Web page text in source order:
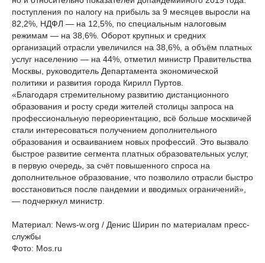
поступления по налогу на прибыль за 9 месяцев выросли на
82,2%, НДФЛ — на 12,5%, по специальным налоговым
режимам — на 38,6%. Оборот крупных и средних
организаций отрасли увеличился на 38,6%, а объём платных
услуг населению — на 44%, отметил министр Правительства
Москвы, руководитель Департамента экономической
политики и развития города Кирилл Пуртов.
«Благодаря стремительному развитию дистанционного
образования и росту среди жителей столицы запроса на
профессиональную переориентацию, всё больше москвичей
стали интересоваться получением дополнительного
образования и осваиванием новых профессий. Это вызвало
быстрое развитие сегмента платных образовательных услуг,
в первую очередь, за счёт повышенного спроса на
дополнительное образование, что позволило отрасли быстро
восстановиться после пандемии и вводимых ограничений»,
— подчеркнул министр.
Материал: News-w.org / Денис Ширин по материалам пресс-
службы
Фото: Mos.ru